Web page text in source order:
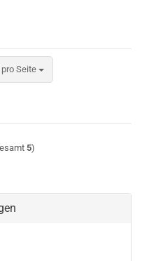
Seite
Seite
5)